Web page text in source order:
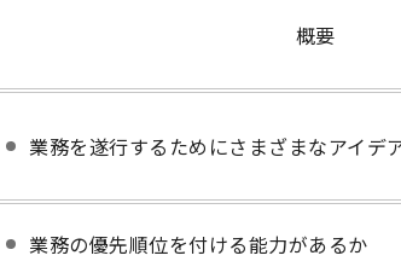
概要
業務を遂行するためにさまざまなアイデ
業務の優先順位を付ける能力があるか